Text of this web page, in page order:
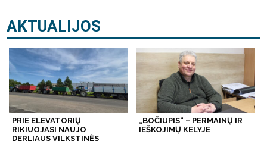
AKTUALIJOS
PRIE ELEVATORIŲ
RIKIUOJASI NAUJO
DERLIAUS VILKSTINĖS
„BOČIUPIS“ – PERMAINŲ IR
IEŠKOJIMŲ KELYJE